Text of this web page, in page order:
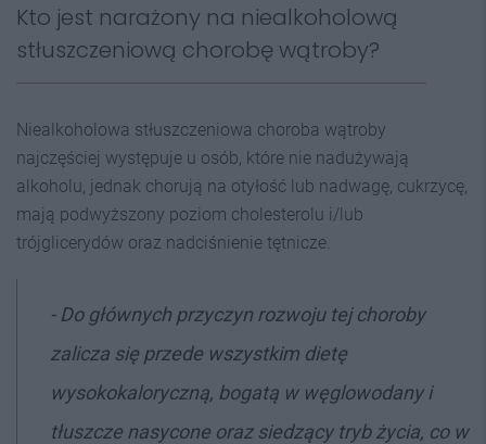
Kto jest narażony na niealkoholową
stłuszczeniową chorobę wątroby?
Niealkoholowa stłuszczeniowa choroba wątroby
najczęściej występuje u osób, które nie nadużywają
alkoholu, jednak chorują na otyłość lub nadwagę, cukrzycę,
mają podwyższony poziom cholesterolu i/lub
trójglicerydów oraz nadciśnienie tętnicze.
- Do głównych przyczyn rozwoju tej choroby
zalicza się przede wszystkim dietę
wysokokaloryczną, bogatą w węglowodany i
tłuszcze nasycone oraz siedzący tryb życia, co w